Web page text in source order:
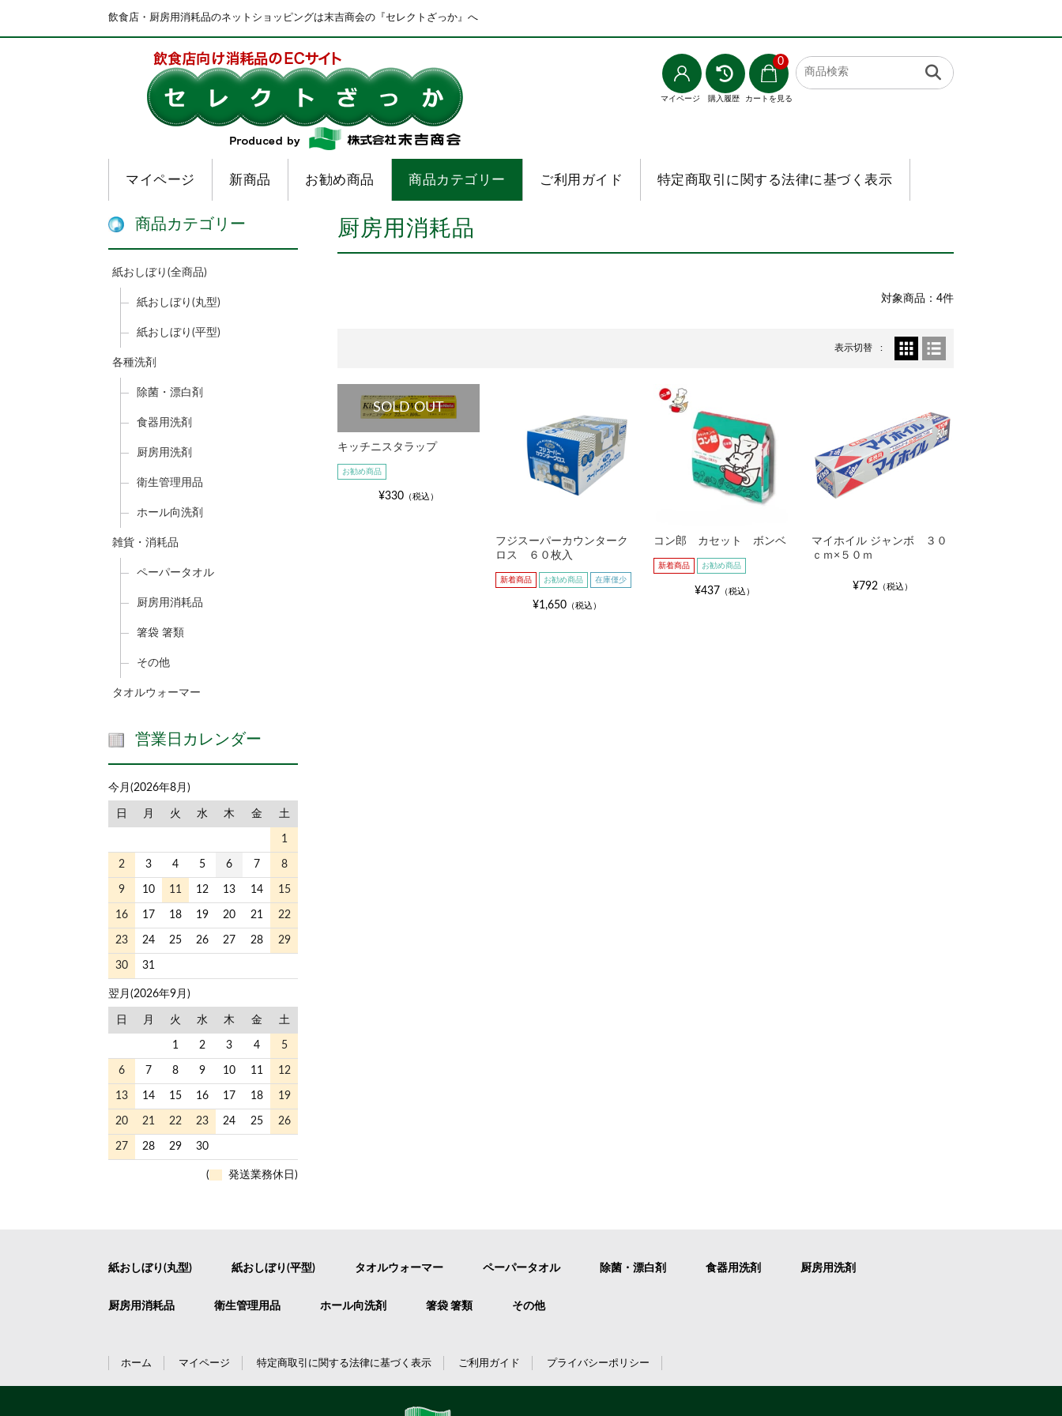
飲食店・厨房用消耗品のネットショッピングは末吉商会の『セレクトざっか』へ
0
カートを見る
購入履歴
マイページ
マイページ 新商品 お勧め商品 商品カテゴリー ご利用ガイド 特定商取引に関する法律に基づく表示
厨房用消耗品
対象商品：4件
表示切替
SOLD OUT
キッチニスタラップ
お勧め商品
¥330 （税込）
フジスーパーカウンターク
ロス ６０枚入
新着商品 お勧め商品 在庫僅少
¥1,650（税込）
コン郎 カセット ボンベ
新着商品 お勧め商品
¥437 （税込）
マイホイル ジャンボ ３０
ｃｍ×５０ｍ
¥792 （税込）
商品カテゴリー
紙おしぼり(全商品)
紙おしぼり(丸型)
紙おしぼり(平型)
各種洗剤
除菌・漂白剤
食器用洗剤
厨房用洗剤
衛生管理用品
ホール向洗剤
雑貨・消耗品
ペーパータオル
厨房用消耗品
箸袋 箸類
その他
タオルウォーマー
営業日カレンダー
今月(2026年8月)
日 月 火 水 木 金 土
1
2 3 4 5 6 7 8
9 10 11 12 13 14 15
16 17 18 19 20 21 22
23 24 25 26 27 28 29
30 31
翌月(2026年9月)
日 月 火 水 木 金 土
1 2 3 4 5
6 7 8 9 10 11 12
13 14 15 16 17 18 19
20 21 22 23 24 25 26
27 28 29 30
( 発送業務休日)
紙おしぼり(丸型) 紙おしぼり(平型) タオルウォーマー ペーパータオル 除菌・漂白剤 食器用洗剤 厨房用洗剤
厨房用消耗品 衛生管理用品 ホール向洗剤 箸袋 箸類 その他
ホーム マイページ 特定商取引に関する法律に基づく表示 ご利用ガイド プライバシーポリシー